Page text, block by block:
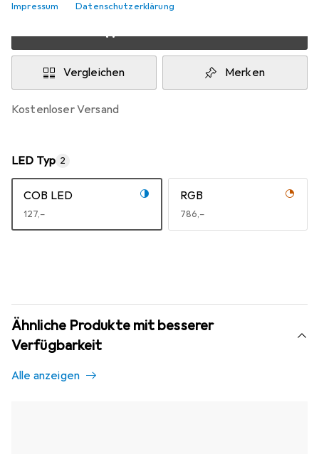
Impressum Datenschutzerklärung
In den Warenkorb
Vergleichen Merken
kostenloser Versand
LED Typ 2
COB LED
EUR
127,–
RGB
EUR
786,–
Ähnliche Produkte mit besserer
Verfügbarkeit
Alle anzeigen